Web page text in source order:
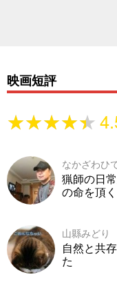
映画短評
★★★★★
★★★★★
なかざわひ
猟師の日
の命を頂
山縣みどり
自然と共
た